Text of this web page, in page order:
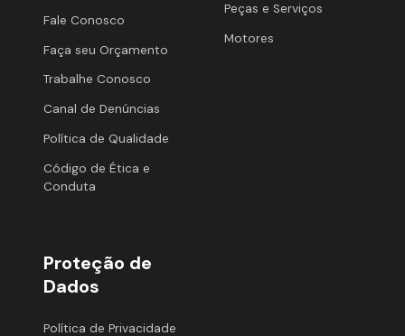
Fale Conosco
Faça seu Orçamento
Trabalhe Conosco
Canal de Denúncias
Política de Qualidade
Código de Ética e
Conduta
Peças e Serviços
Motores
Proteção de
Dados
Política de Privacidade